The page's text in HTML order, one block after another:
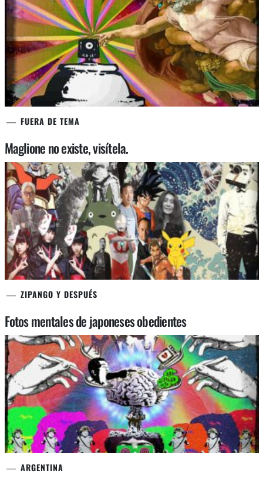
FUERA DE TEMA
Maglione no existe, visítela.
ZIPANGO Y DESPUÉS
Fotos mentales de japoneses obedientes
ARGENTINA